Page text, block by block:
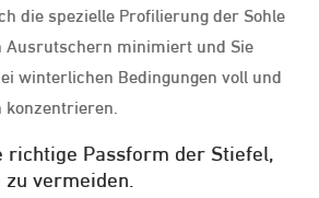
die spezielle Profilierung der Sohle
Ausrutschern minimiert und Sie
winterlichen Bedingungen voll und
konzentrieren.
richtige Passform der Stiefel,
vermeiden.